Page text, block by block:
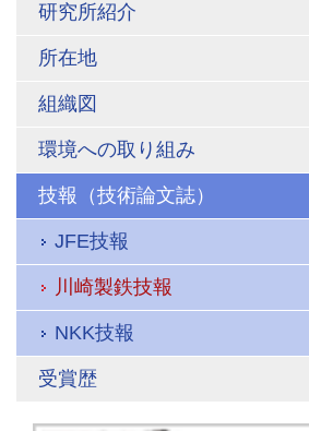
研究所紹介
所在地
組織図
環境への取り組み
技報（技術論文誌）
JFE技報
川崎製鉄技報
NKK技報
受賞歴